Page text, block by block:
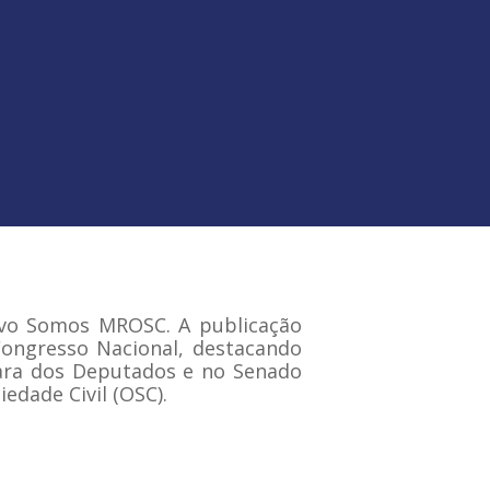
Somos MROSC. A publicação
Nacional, destacando
dos Deputados e no Senado
Civil (OSC).